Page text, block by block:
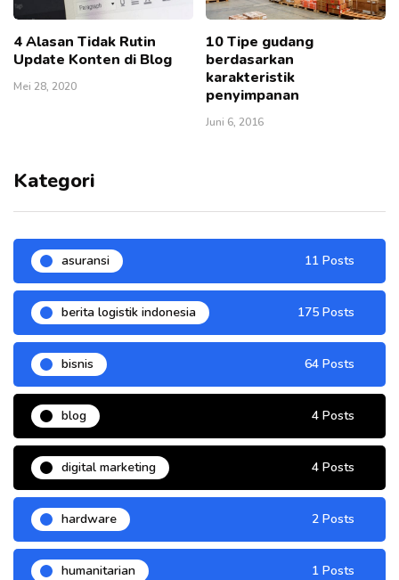
4 Alasan Tidak Rutin
Update Konten di Blog
Mei 28, 2020
10 Tipe gudang
berdasarkan
karakteristik
penyimpanan
Juni 6, 2016
Kategori
asuransi 11 Posts
berita logistik indonesia 175 Posts
bisnis 64 Posts
blog 4 Posts
digital marketing 4 Posts
hardware 2 Posts
humanitarian 1 Posts